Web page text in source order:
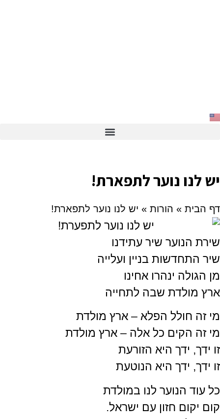
יש לנו נוער לתפארת!
דף הבית » הורות » יש לנו נוער לתפארת!
שירת הנוער שיר עתידנו
שיר התחדשות בניין ועלייה
מן הגולה ינהרו אחינו
ארץ מולדת שבה לתחייה
מי זה חולל הפלא – ארץ מולדת
מי זה הקים כל אלה – ארץ מולדת
זו ידך, ידך היא הזורעת
זו ידך, ידך היא הנוטעת
כל עוד הנוער לנו במולדת
קום יקום חזון עם ישראל.